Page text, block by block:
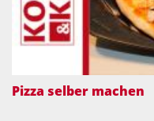
Pizza selber machen